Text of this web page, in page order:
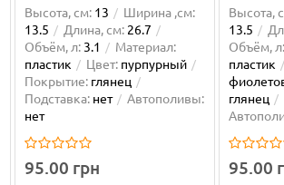
Высота, см: 13
Ширина ,см:
13.5
Длина, см: 26.7
Объём, л: 3.1
Материал:
пластик
Цвет: пурпурный
Покрытие: глянец
Подставка: нет
Автополивы:
нет
95.00 грн
Высота,
13.5
Объём, л:
пластик
глянец
95.00